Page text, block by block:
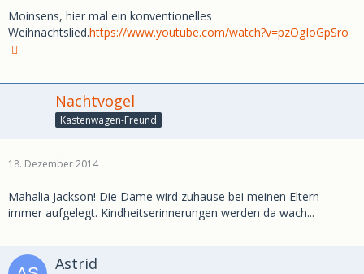
Moinsens, hier mal ein konventionelles
Weihnachtslied.https://www.youtube.com/watch?v=pzOgIoGpSro
Nachtvogel
Kastenwagen-Freund
18. Dezember 2014
Mahalia Jackson! Die Dame wird zuhause bei meinen Eltern
immer aufgelegt. Kindheitserinnerungen werden da wach...
Astrid